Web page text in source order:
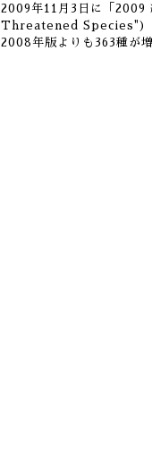
2009年11月3日に「
Threatened Species")
2008年版よりも363種が増